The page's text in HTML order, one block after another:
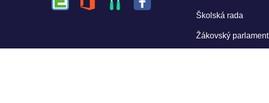
Školská rada
Žákovský parlament